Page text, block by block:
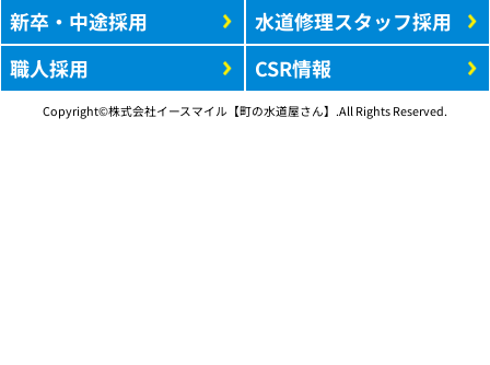
新卒・中途採用
職人採用
水道修理スタッフ採用
CSR情報
Copyright©株式会社イースマイル【町の水道屋さん】.All Rights Reserved.